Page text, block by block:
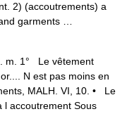
2) (accoutrements) a
garments …
m. 1° Le vêtement
N est pas moins en
MALH. VI, 10. • Le
l accoutrement Sous